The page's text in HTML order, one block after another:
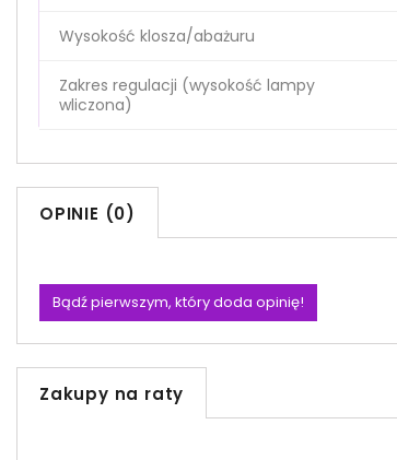
Wysokość klosza/abażuru
Zakres regulacji (wysokość lampy
wliczona)
OPINIE (0)
Bądź pierwszym, który doda opinię!
Zakupy na raty